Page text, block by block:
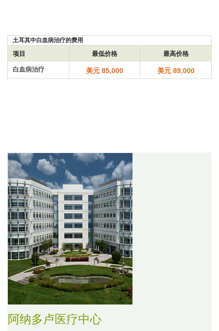
土耳其中白血病治疗的费用
项目 最低价格 最高价格
白血病治疗 美元 85,000 美元 89,000
阿纳多卢医疗中心